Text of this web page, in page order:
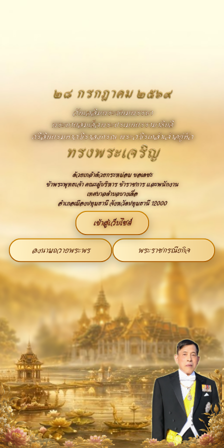
๒๘ กรกฎาคม ๒๕๖๙
วันเฉลิมพระชนมพรรษา
พระบาทสมเด็จพระปรเมนทรรามาธิบดี
ศรีสินทรมหาวชิราลงกรณ พระวชิรเกล้าเจ้าอยู่หัว
ทรงพระเจริญ
ด้วยเกล้าด้วยกระหม่อม ขอเดชะ
ข้าพระพุทธเจ้า คณะผู้บริหาร ข้าราชการ และพนักงาน
เทศบาลตำบลบางเดื่อ
อำเภอเมืองปทุมธานี จังหวัดปทุมธานี 12000
เข้าสู่เว็บไซต์
ลงนามถวายพระพร พระราชกรณียกิจ